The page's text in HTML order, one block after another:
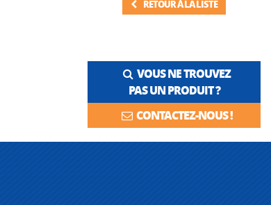
RETOUR À LA LISTE
VOUS NE TROUVEZ
PAS UN PRODUIT ?
CONTACTEZ-NOUS !